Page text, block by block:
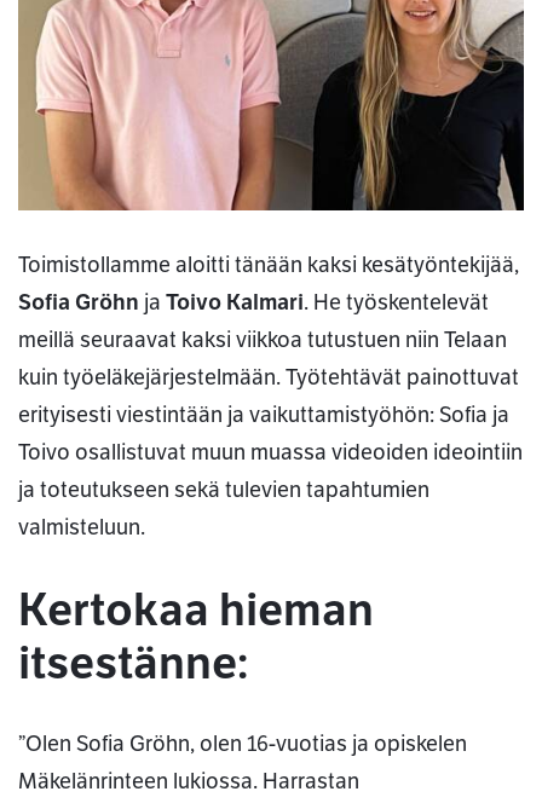
Toimistollamme aloitti tänään kaksi kesätyöntekijää,
Sofia Gröhn ja Toivo Kalmari. He työskentelevät
meillä seuraavat kaksi viikkoa tutustuen niin Telaan
kuin työeläkejärjestelmään. Työtehtävät painottuvat
erityisesti viestintään ja vaikuttamistyöhön: Sofia ja
Toivo osallistuvat muun muassa videoiden ideointiin
ja toteutukseen sekä tulevien tapahtumien
valmisteluun.
Kertokaa hieman
itsestänne:
”Olen Sofia Gröhn, olen 16-vuotias ja opiskelen
Mäkelänrinteen lukiossa. Harrastan